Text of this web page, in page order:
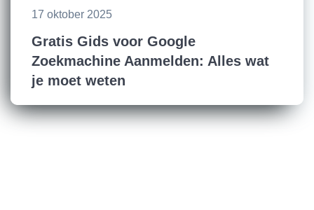
17 oktober 2025
Gratis Gids voor Google
Zoekmachine Aanmelden: Alles wat
je moet weten